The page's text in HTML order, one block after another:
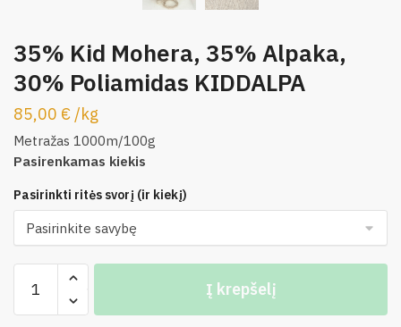
35% Kid Mohera, 35% Alpaka,
30% Poliamidas KIDDALPA
85,00 € /kg
Metražas 1000m/100g
Pasirenkamas kiekis
Pasirinkti ritės svorį (ir kiekį)
kiekis:
35%
Į krepšelį